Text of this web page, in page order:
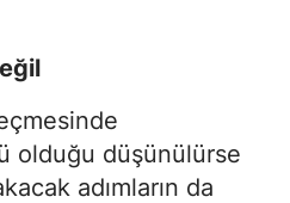
olduğu düşünülürse
adımların da